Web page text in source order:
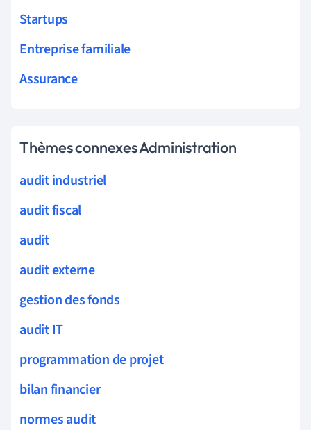
Startups
Entreprise familiale
Assurance
Thèmes connexes Administration
audit industriel
audit fiscal
audit
audit externe
gestion des fonds
audit IT
programmation de projet
bilan financier
normes audit